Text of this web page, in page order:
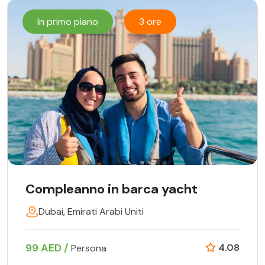
In primo piano 3 ore
Compleanno in barca yacht
Dubai, Emirati Arabi Uniti
99 AED / Persona 4.08